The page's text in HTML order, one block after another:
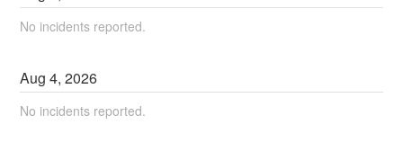
No incidents reported.
Aug4,2026
No incidents reported.